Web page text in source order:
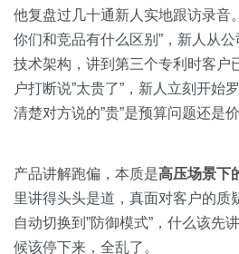
汽车
房地产
金融
按角色
销售人员
资源中心
资源中心
全部
销售会话智能
关于我们
他复盘过几十通新人实地跟访录音
你们和竞品有什么区别”，新人从
技术架构，讲到第三个专利时客户
户打断说”太贵了”，新人立刻开始
清楚对方说的”贵”是预算问题还是
产品讲解跑偏，本质是高压场景下
里讲得头头是道，真面对客户的质
自动切换到”防御模式”，什么该先
候该停下来，全乱了。